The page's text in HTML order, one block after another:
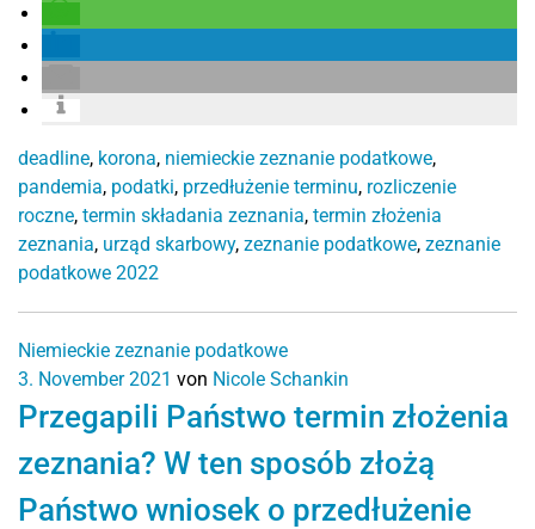
deadline, korona, niemieckie zeznanie podatkowe,
pandemia, podatki, przedłużenie terminu, rozliczenie
roczne, termin składania zeznania, termin złożenia
zeznania, urząd skarbowy, zeznanie podatkowe, zeznanie
podatkowe 2022
Niemieckie zeznanie podatkowe
3. November 2021 von Nicole Schankin
Przegapili Państwo termin złożenia
zeznania? W ten sposób złożą
Państwo wniosek o przedłużenie